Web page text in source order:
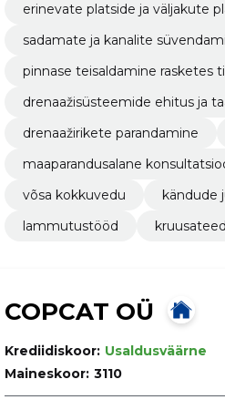
erinevate platside ja väljakute
sadamate ja kanalite
pinnase teisaldamine rasketes
drenaažisüsteemide ehitus ja
drenaažirikete parandamine
maaparandusalane
võsa kokkuvedu
kändude
lammutustööd
COPCAT OÜ
Krediidiskoor: Usaldusväärne
Maineskoor: 3110